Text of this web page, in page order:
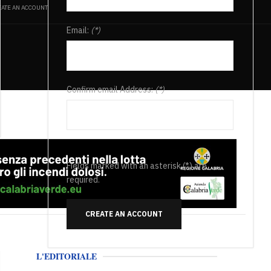
AN ACCOUNT
Email: (*)
Confirm email Address:(*)
Fields marked with an asterisk (*) are
required.
CREATE AN ACCOUNT
L'EDITORIALE